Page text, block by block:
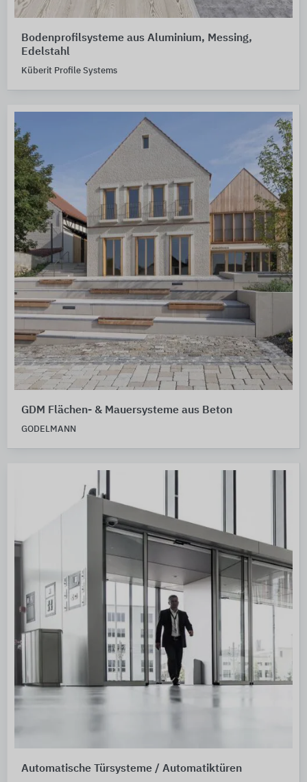
Bodenprofilsysteme aus Aluminium, Messing,
Edelstahl
Küberit Profile Systems
GDM Flächen- & Mauersysteme aus Beton
GODELMANN
Automatische Türsysteme / Automatiktüren